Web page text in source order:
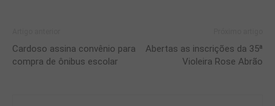
Cardoso assina convênio para
compra de ônibus escolar
Abertas as inscrições da 35ª
Violeira Rose Abrão